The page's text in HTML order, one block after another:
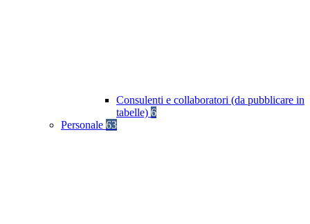
Consulenti e collaboratori (da pubblicare in
tabelle) 6
Personale 63